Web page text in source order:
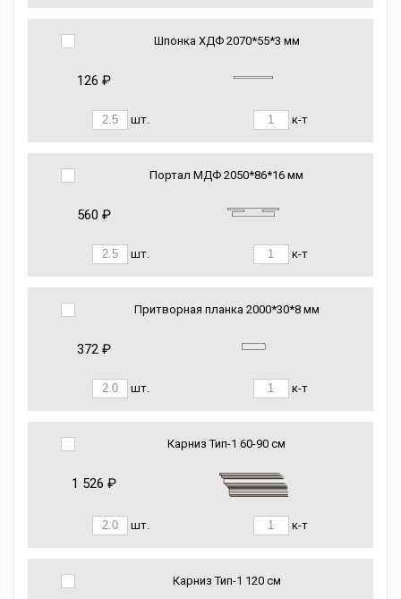
Шпонка ХДФ 2070*55*3 мм
126 ₽
шт. к-т
Портал МДФ 2050*86*16 мм
560 ₽
шт. к-т
Притворная планка 2000*30*8 мм
372 ₽
шт. к-т
Карниз Тип-1 60-90 см
1 526 ₽
шт. к-т
Карниз Тип-1 120 см